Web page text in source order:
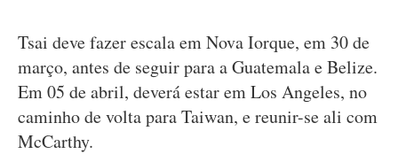
Tsai deve fazer escala em Nova Iorque, em 30 de
março, antes de seguir para a Guatemala e Belize.
Em 05 de abril, deverá estar em Los Angeles, no
caminho de volta para Taiwan, e reunir-se ali com
McCarthy.